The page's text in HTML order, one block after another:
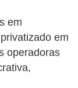
em
em
operadoras